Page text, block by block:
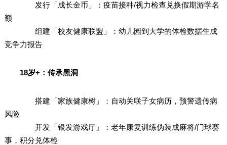
发行「成长金币」：疫苗接种/视力检查兑换假期游学名
额
组建「校友健康联盟」：幼儿园到大学的体检数据生成
竞争力报告
18岁+：传承黑洞
搭建「家族健康树」：自动关联子女病历，预警遗传病
风险
开发「银发游戏厅」：老年康复训练伪装成麻将/门球赛
事，积分兑体检